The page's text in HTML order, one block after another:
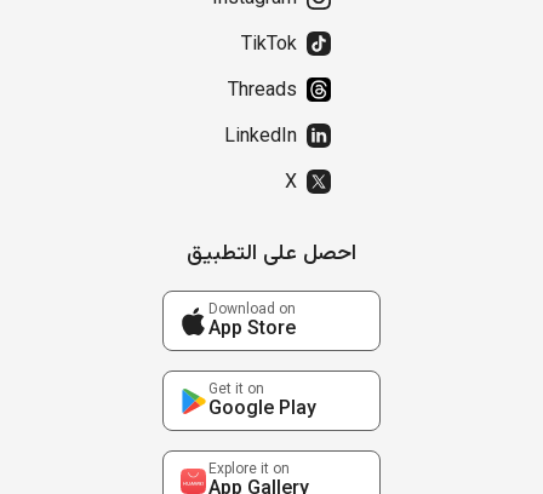
TikTok
Threads
LinkedIn
X
احصل على التطبيق
Download on
App Store
Get it on
Google Play
Explore it on